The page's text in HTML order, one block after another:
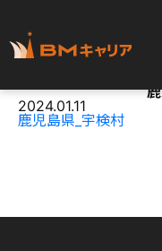
2024.01.11
鹿児島県_宇検村